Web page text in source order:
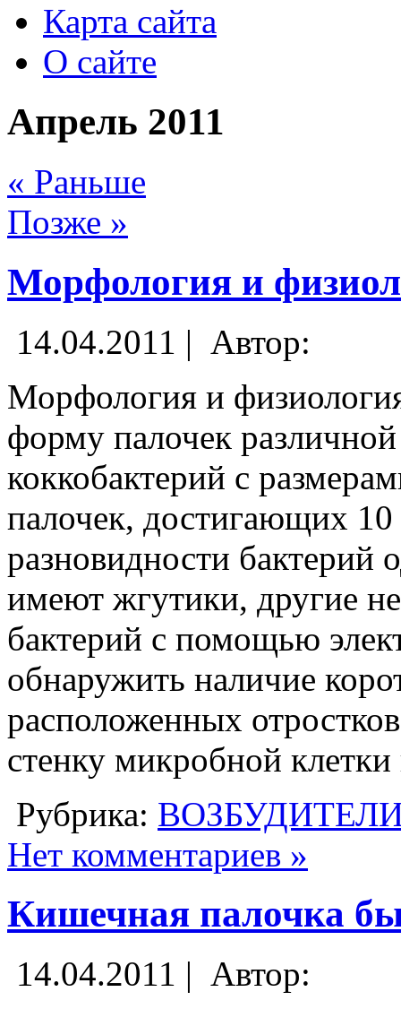
Карта сайта
О сайте
Апрель 2011
« Раньше
Позже »
Морфология и
14.04.2011 |
Автор:
Морфология и
форму палочек
коккобактерий с
палочек, достигающих
разновидности
имеют жгутики, другие
бактерий с помощью
обнаружить наличие
расположенных
стенку микробной
Рубрика:
Нет комментариев »
Кишечная палочка
14.04.2011 | Автор: